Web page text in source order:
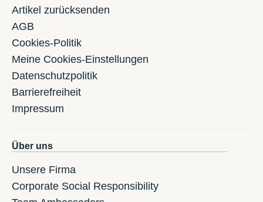
Artikel zurücksenden
AGB
Cookies-Politik
Meine Cookies-Einstellungen
Datenschutzpolitik
Barrierefreiheit
Impressum
Über uns
Unsere Firma
Corporate Social Responsibility